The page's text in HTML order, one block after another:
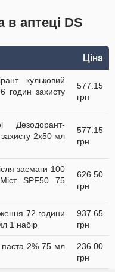
в аптеці DS
Ціна
кульковий
годин захисту
577.15
грн
2х50 мл
577.15
грн
засмаги 100
SPF50 75
626.50
грн
72 години
1 набір
937.65
грн
паста 2% 75 мл
236.00
грн